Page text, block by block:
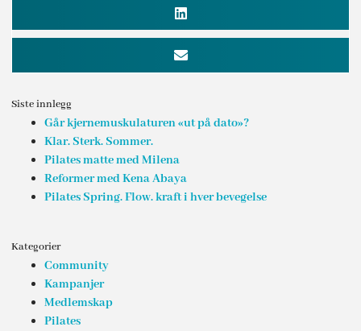
Siste innlegg
Går kjernemuskulaturen «ut på dato»?
Klar. Sterk. Sommer.
Pilates matte med Milena
Reformer med Kena Abaya
Pilates Spring. Flow. kraft i hver bevegelse
Kategorier
Community
Kampanjer
Medlemskap
Pilates